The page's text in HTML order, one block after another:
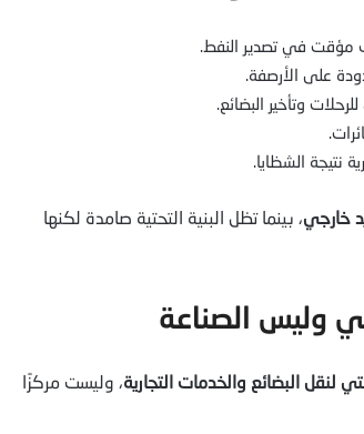
مؤقت في تصدير النفط.
على الأرصفة.
وتأخير البضائع.
نتيجة الشظايا.
خارجي، بينما تظل البنية التحتية صامدة لكنها
البضائع والخدمات التجارية، وليست مركزًا